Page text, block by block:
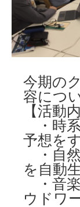
今期の
容につ
【活動
・時系
予想
・自然
を自動
・音楽
ウドワ